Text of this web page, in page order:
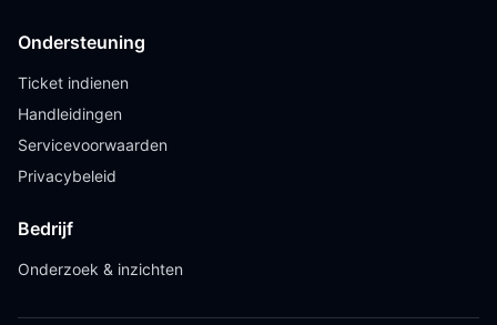
Ondersteuning
Ticket indienen
Handleidingen
Servicevoorwaarden
Privacybeleid
Bedrijf
Onderzoek & inzichten